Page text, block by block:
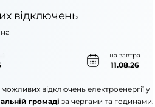
відключень
на завтра
11.08.26
відключень електроенергії у
громаді за чергами та годинами.